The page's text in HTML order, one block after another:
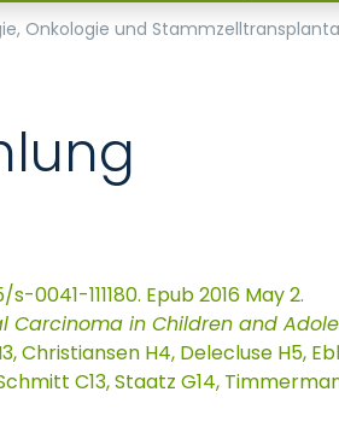
Onkologie und
0041-111180. Epub 2016 May 2.
in Children and
Christiansen H4, Delecluse H5,
C13, Staatz G14,